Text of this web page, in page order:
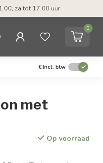
za tot 17.00 uur
0
€Incl. btw
met
Op voorraad